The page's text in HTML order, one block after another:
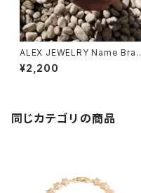
ALEX JEWELRY Name Brac
elet
¥2,200
同じカテゴリの商品